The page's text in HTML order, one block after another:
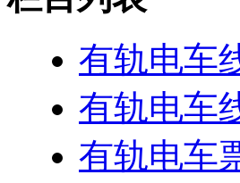
有轨电车
有轨电车
有轨电车